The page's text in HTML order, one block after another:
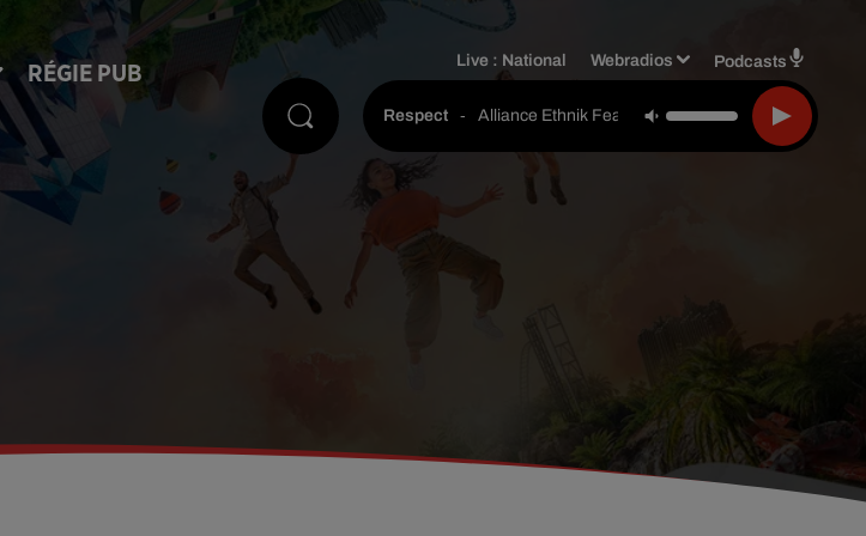
RÉGIE PUB
Live : National Webradios Podcasts
Respect - Alliance Ethnik Feat. Vinia Mojica